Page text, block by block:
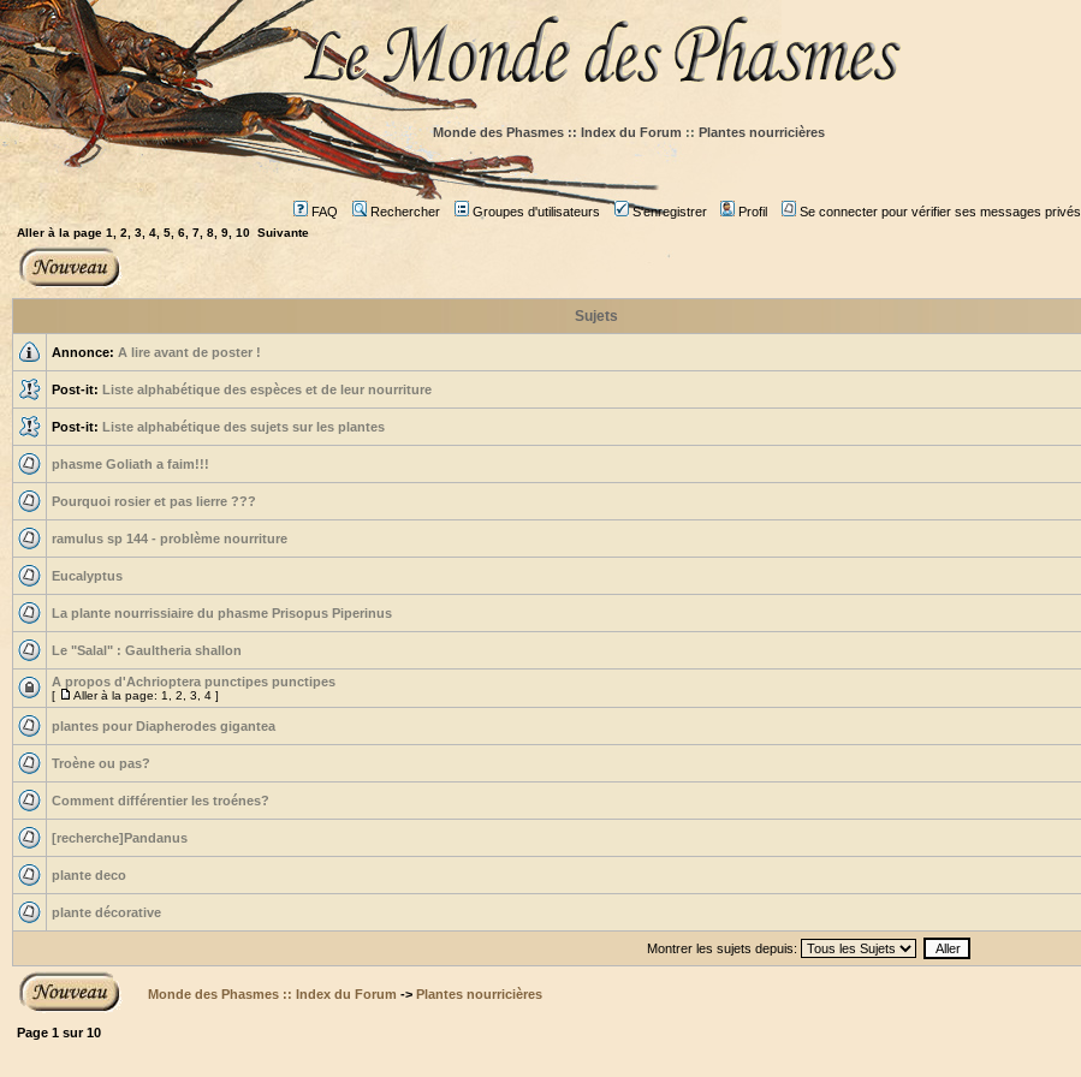
Monde des Phasmes :: Index du Forum :: Plantes nourricières
FAQ Rechercher Groupes d'utilisateurs S'enregistrer Profil Se connecter pour vérifier ses messages privés
Aller à la page 1 2 3 4, 5 6 7 8 9 10 Suivante
Sujets
Annonce: A lire avant de poster !
Post-it: Liste alphabétique des espèces et de leur nourriture
Post-it: Liste alphabétique des sujets sur les plantes
phasme Goliath a faim!!!
Pourquoi rosier et pas lierre ???
ramulus sp 144 - problème nourriture
Eucalyptus
La plante nourrissiaire du phasme Prisopus Piperinus
Le "Salal" : Gaultheria shallon
A propos d'Achrioptera punctipes punctipes
[ Aller à la page: 1 2 3 4 ]
plantes pour Diapherodes gigantea
Troène ou pas?
Comment différentier les troénes?
[recherche]Pandanus
plante deco
plante décorative
Montrer les sujets depuis:
Monde des Phasmes :: Index du Forum -> Plantes nourricières
Page 1 sur10